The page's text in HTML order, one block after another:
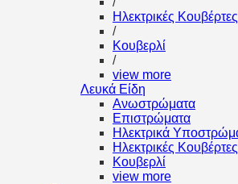
Ηλεκτρικές Κουβέρτες
/
Κουβερλί
/
view more
Λευκά Είδη
Ανωστρώματα
Επιστρώματα
Ηλεκτρικά
Ηλεκτρικές Κουβέρτες
Κουβερλί
view more